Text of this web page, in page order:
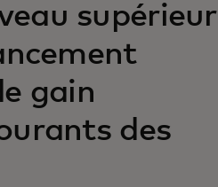
supérieur
gain
des